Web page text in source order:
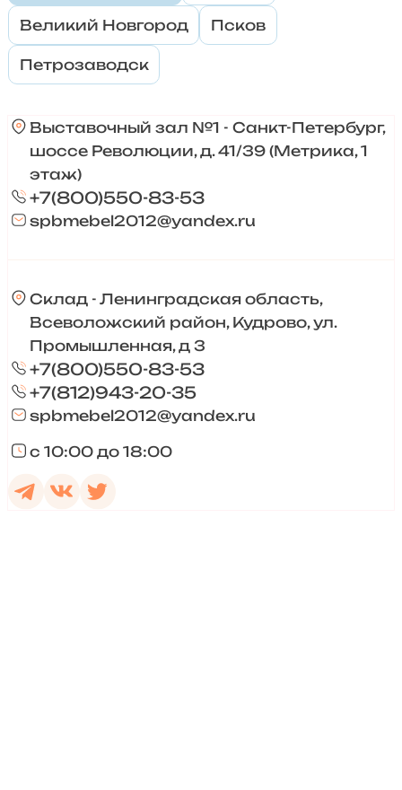
Великий Новгород Псков
Петрозаводск
Выставочный зал №1 - Санкт-Петербург,
шоссе Революции, д. 41/39 (Метрика, 1
этаж)
+7(800)550-83-53
spbmebel2012@yandex.ru
Склад - Ленинградская область,
Всеволожский район, Кудрово, ул.
Промышленная, д 3
+7(800)550-83-53
+7(812)943-20-35
spbmebel2012@yandex.ru
с 10:00 до 18:00